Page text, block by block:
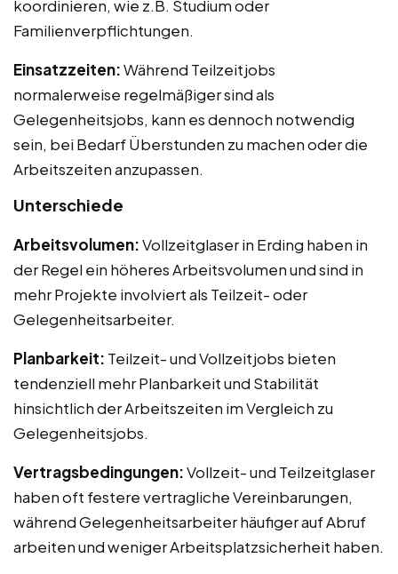
koordinieren, wie z.B. Studium oder
Familienverpflichtungen.
Einsatzzeiten:Während Teilzeitjobs
normalerweise regelmäßiger sind als
Gelegenheitsjobs, kann es dennoch notwendig
sein, bei Bedarf Überstunden zu machen oder die
Arbeitszeiten anzupassen.
Unterschiede
Arbeitsvolumen:Vollzeitglaser in Erding haben in
der Regel ein höheres Arbeitsvolumen und sind in
mehr Projekte involviert als Teilzeit- oder
Gelegenheitsarbeiter.
Planbarkeit: Teilzeit- und Vollzeitjobs bieten
tendenziell mehr Planbarkeit und Stabilität
hinsichtlich der Arbeitszeiten im Vergleich zu
Gelegenheitsjobs.
Vertragsbedingungen:Vollzeit- und Teilzeitglaser
haben oft festere vertragliche Vereinbarungen,
während Gelegenheitsarbeiter häufiger auf Abruf
arbeiten und weniger Arbeitsplatzsicherheit haben.